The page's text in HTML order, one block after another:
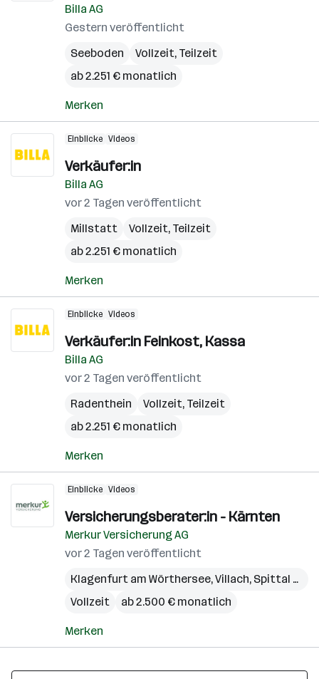
Billa AG
Gestern veröffentlicht
Seeboden
Vollzeit, Teilzeit
ab 2.251 € monatlich
Merken
Einblicke Videos
Verkäufer:in
Billa AG
vor 2 Tagen veröffentlicht
Millstatt
Vollzeit, Teilzeit
ab 2.251 € monatlich
Merken
Einblicke Videos
Verkäufer:in Feinkost, Kassa
Billa AG
vor 2 Tagen veröffentlicht
Radenthein
Vollzeit, Teilzeit
ab 2.251 € monatlich
Merken
Einblicke Videos
Versicherungsberater:in - Kärnten
Merkur Versicherung AG
vor 2 Tagen veröffentlicht
Klagenfurt am Wörthersee,Villach, Spittal a.d. Drau
Vollzeit
ab 2.500 € monatlich
Merken